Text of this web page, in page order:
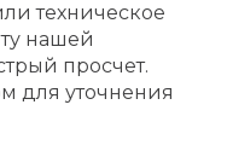
техническое
нашей
просчет.
для уточнения